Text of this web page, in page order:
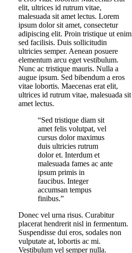
elit, ultrices id rutrum vitae,
malesuada sit amet lectus. Lorem
ipsum dolor sit amet, consectetur
adipiscing elit. Proin tristique ut enim
sed facilisis. Duis sollicitudin
ultricies semper. Aenean posuere
elementum arcu eget vestibulum.
Nunc ac tristique mauris. Nulla a
augue ipsum. Sed bibendum a eros
vitae lobortis. Maecenas erat elit,
ultrices id rutrum vitae, malesuada sit
amet lectus.
“Sed tristique diam sit
amet felis volutpat, vel
cursus dolor maximus
duis ultricies rutrum
dolor et. Interdum et
malesuada fames ac ante
ipsum primis in
faucibus. Integer
accumsan tempus
finibus.”
Donec vel urna risus. Curabitur
placerat hendrerit nisl in fermentum.
Suspendisse dui eros, sodales non
vulputate at, lobortis ac mi.
Vestibulum vel semper nulla.